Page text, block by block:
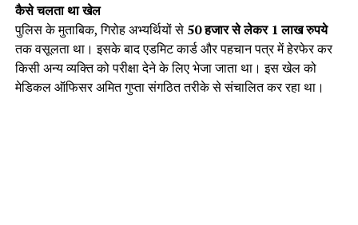
कैसे चलता था खेल
पुलिस के मुताबिक, गिरोह अभ्यर्थियों से 50 हजार से लेकर 1 लाख रुपये
तक वसूलता था। इसके बाद एडमिट कार्ड और पहचान पत्र में हेरफेर कर
किसी अन्य व्यक्ति को परीक्षा देने के लिए भेजा जाता था। इस खेल को
मेडिकल ऑफिसर अमित गुप्ता संगठित तरीके से संचालित कर रहा था।